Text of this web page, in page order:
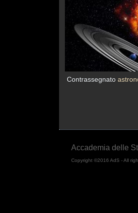
Contrassegnato
Accademia delle
Copyright ©2016 AdS - All